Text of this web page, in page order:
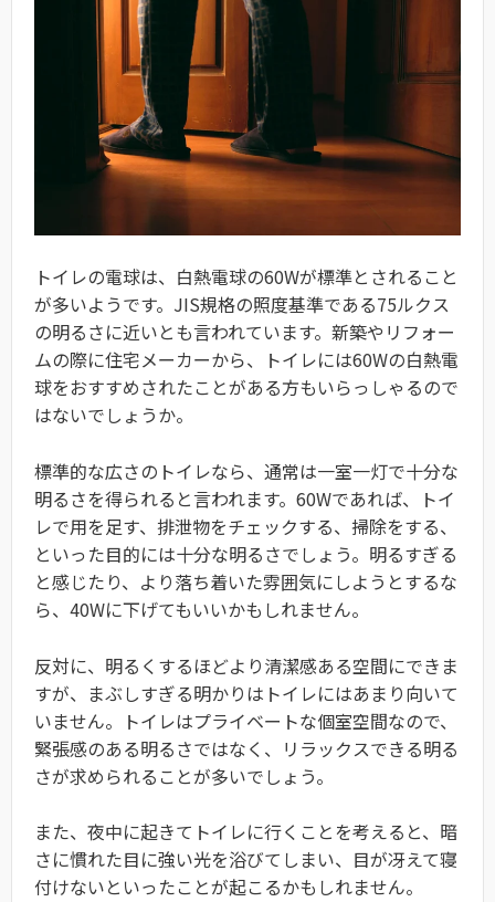
トイレの電球は、白熱電球の60Wが標準とされること
が多いようです。JIS規格の照度基準である75ルクス
の明るさに近いとも言われています。新築やリフォー
ムの際に住宅メーカーから、トイレには60Wの白熱電
球をおすすめされたことがある方もいらっしゃるので
はないでしょうか。
標準的な広さのトイレなら、通常は一室一灯で十分な
明るさを得られると言われます。60Wであれば、トイ
レで用を足す、排泄物をチェックする、掃除をする、
といった目的には十分な明るさでしょう。明るすぎる
と感じたり、より落ち着いた雰囲気にしようとするな
ら、40Wに下げてもいいかもしれません。
反対に、明るくするほどより清潔感ある空間にできま
すが、まぶしすぎる明かりはトイレにはあまり向いて
いません。トイレはプライベートな個室空間なので、
緊張感のある明るさではなく、リラックスできる明る
さが求められることが多いでしょう。
また、夜中に起きてトイレに行くことを考えると、暗
さに慣れた目に強い光を浴びてしまい、目が冴えて寝
付けないといったことが起こるかもしれません。